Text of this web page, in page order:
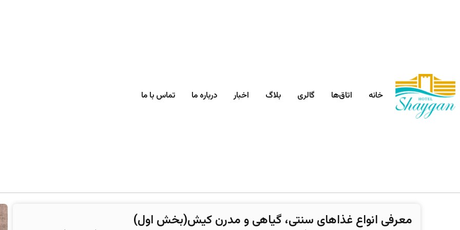
خانه اتاق‌ها گالری بلاگ اخبار درباره ما تماس با ما
معرفی انواع غذاهای سنتی، گیاهی و مدرن کیش(بخش اول)